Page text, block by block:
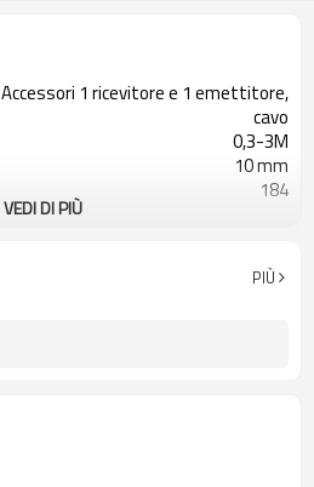
Accessori 1 ricevitore e 1 emettitore,
cavo
0,3-3M
10 mm
184
Dotato di connettore M8
VEDI DI PIÙ
PIÙ